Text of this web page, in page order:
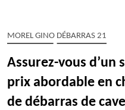
MOREL GINO DÉBARRAS 21
Assurez-vous d’un
prix abordable en
de débarras de